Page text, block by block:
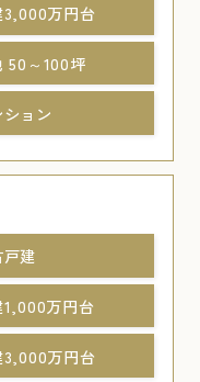
3,000万円台
50～100坪
ョン
建
1,000万円台
3,000万円台